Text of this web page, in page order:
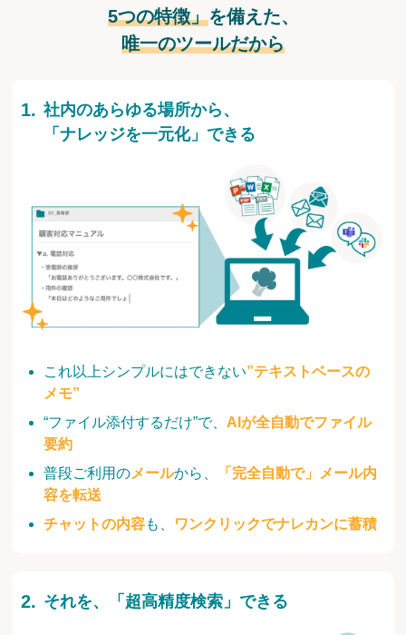
5つの特徴」を備えた、
唯一のツールだから
これ以上シンプルにはできない”テキストベースの
メモ”
“ファイル添付するだけ”で、 AIが全自動でファイル
要約
普段ご利用のメールから、
「完全自動で」メール内
容を転送
チャットの内容も、 ワンクリックでナレカンに蓄積
社内のあらゆる場所から、
「ナレッジを一元化」できる
それを、「超高精度検索」できる